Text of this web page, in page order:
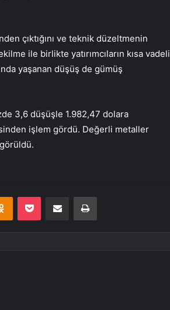
çıktığını ve teknik düzeltmenin
ile birlikte yatırımcıların kısa vadeli
yaşanan düşüş de gümüş
3,6 düşüşle 1.982,47 dolara
işlem gördü. Değerli metaller
Odnoklassniki
Pocket E-Posta ile paylaş Yazdır